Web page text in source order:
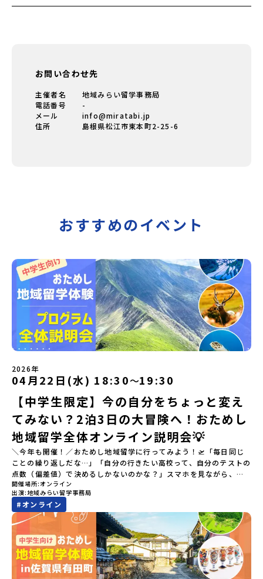
お問い合わせ先
主催者名
地域みらい留学事務局
電話番号
-
メール
info@miratabi.jp
住所
島根県松江市東本町2-25-6
おすすめのイベント
2026年
04月22日(水) 18:30〜19:30
【中学生限定】今の自分をちょっと変え
てみない？2泊3日の大冒険へ！おためし
地域留学全体オンライン説明会💡
＼今年も開催！／おためし地域留学に行ってみよう！🛫「毎日同じ
ことの繰り返しだな…」「自分の行きたい高校って、自分のテストの
点数（偏差値）で決めるしかないのかな？」スマホを見ながら、進
路にモヤモヤしているそこのあなたへ！👀テストの点数ではなく、
あなたの「ワクワク（＝自分軸）」で進路を選ぶ。そんな新しい選
択肢が、「地域みらい留学」です。「でも、いきなり知らない土地
の高校に進学するなんて不安…」そんな人のために、2泊3日で気軽
にプチ体験できる【おためし地域留学】の魅力を凝縮したオンライ
ン説明会のアーカイブ（録画）を公開中です！✨＼🔥ここがすごい！
🔥／おためし地域留学 3つのワクワク🔥🔥 ①スマホじゃわからない
「圧倒的な感動」！教科書を読むだけじゃわからない、その地域な
らではの大自然や歴史を「五感」でフル体験！カヌーに乗ったり、
開催場所 オンライン
出演 地域みらい留学事務局
#オンライン